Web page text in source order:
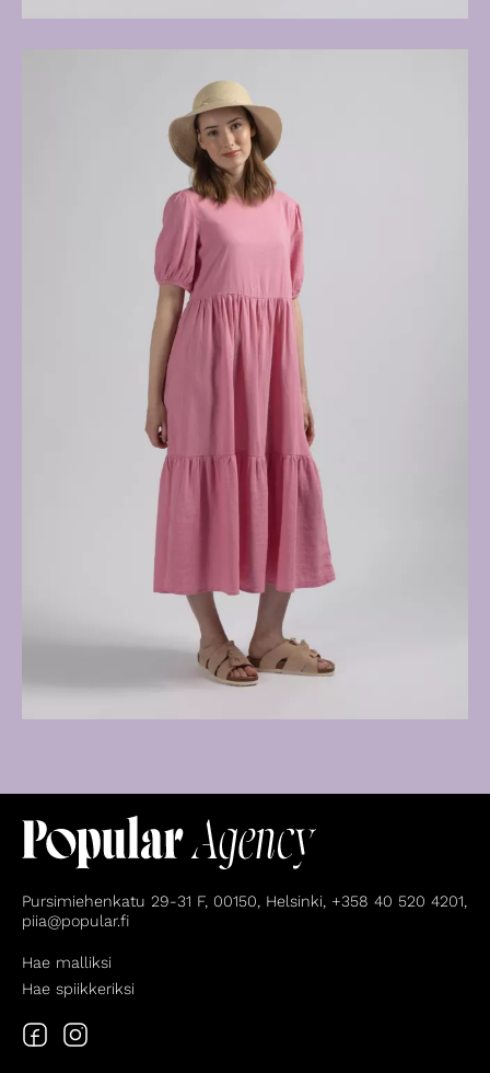
Pursimiehenkatu 29-31 F, 00150, Helsinki, +358 40 520 4201,
piia@popular.fi
Hae malliksi
Hae spiikkeriksi